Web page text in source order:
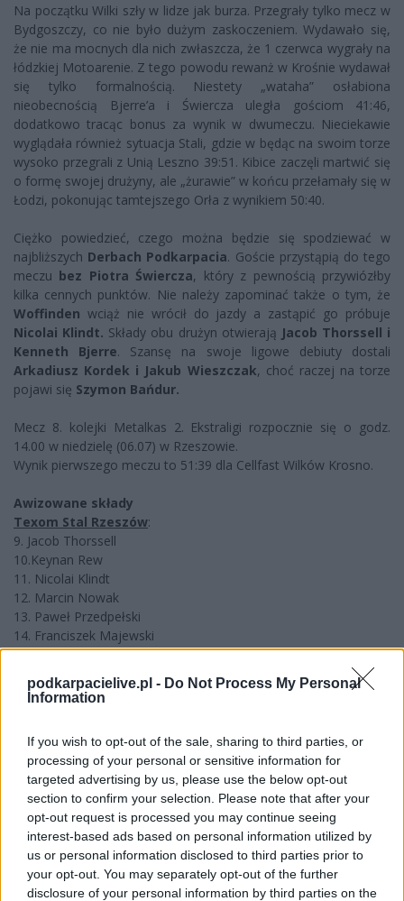
podkarpacielive.pl - Do Not Process My Personal
Information
If you wish to opt-out of the sale, sharing to third parties, or
processing of your personal or sensitive information for
targeted advertising by us, please use the below opt-out
section to confirm your selection. Please note that after your
opt-out request is processed you may continue seeing
interest-based ads based on personal information utilized by
us or personal information disclosed to third parties prior to
your opt-out. You may separately opt-out of the further
disclosure of your personal information by third parties on the
Na początku Wilki szły w lidze jak burza. Przegrały tylko mecz w
Bydgoszczy, co nie było dużym zaskoczeniem. Wydawało się,
że nie ma mocnych dla nich zwłaszcza, że 1 czerwca wygrały na
łódzkiej Motoarenie. Z tego powodu rewanż w Krośnie wydawał
się tylko formalnością. Niestety „wataha” osłabiona
nieobecnością Bjerre’a i Świercza uległa gościom 41:46,
dodatkowo tracąc bonus za wynik w dwumeczu. Nieciekawie
wyglądała również sytuacja Stali, gdzie w będąc na swoim torze
wysoko przegrali z Unią Leszno 39:51. Kibice zaczęli martwić się
o formę swojej drużyny, ale „żurawie” w końcu przełamały się w
Łodzi, pokonując tamtejszego Orła z wynikiem 50:40.
Ciężko powiedzieć, czego można będzie się spodziewać w
najbliższych Derbach Podkarpacia. Goście przystąpią do tego
meczu bez Piotra Świercza, który z pewnością przywiózłby
kilka cennych punktów. Nie należy zapominać także o tym, że
Woffinden wciąż nie wrócił do jazdy a zastąpić go próbuje
Nicolai Klindt. Składy obu drużyn otwierają Jacob Thorssell i
Kenneth Bjerre. Szansę na swoje ligowe debiuty dostali
Arkadiusz Kordek i Jakub Wieszczak, choć raczej na torze
pojawi się Szymon Bańdur.
Mecz 8. kolejki Metalkas 2. Ekstraligi rozpocznie się o godz.
14.00 w niedzielę (06.07) w Rzeszowie.
Wynik pierwszego meczu to 51:39 dla Cellfast Wilków Krosno.
Awizowane składy
Texom Stal Rzeszów:
9. Jacob Thorssell
10.Keynan Rew
11. Nicolai Klindt
12. Marcin Nowak
13. Paweł Przedpełski
14. Franciszek Majewski
15. Wiktor Rafalski
Cellfast Wilki Krosno:
3. Jakub Jamróg
4.MathiasPollestad
5. Tobiasz Musielak
6. Arkadiusz Kordek
7. Jakub Wieszczak
Więcej o lidze: Metalkas 2. Ekstraliga